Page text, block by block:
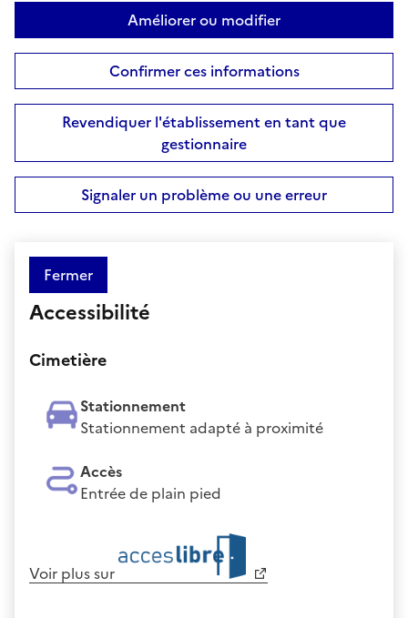
Améliorer ou modifier
Confirmer ces informations
Revendiquer l'établissement en tant que
gestionnaire
Signaler un problème ou une erreur
Fermer
Accessibilité
Cimetière
Stationnement
Stationnement adapté à proximité
Accès
Entrée de plain pied
Voir plus sur